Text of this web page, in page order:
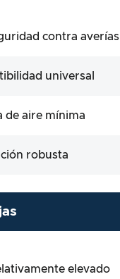
contra averías
universal
de aire mínima
robusta
elevado